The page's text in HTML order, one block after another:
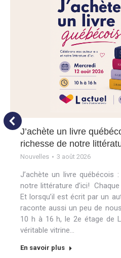
J’achète un livre
richesse de notre
Nouvelles 3 août 2026
J’achète un livre québécois
notre littérature d’ici!
Et lorsqu’il est écrit par un
raconte aussi un peu de
10 h à 16 h, le 2e étage de
véritable vitrine…
En savoir plus